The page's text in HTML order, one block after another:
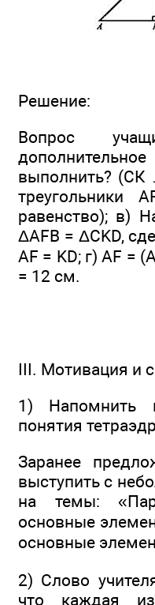
Решение:
Вопрос
выполнить? (СК
треугольники
равенство); в)
ΔAFB = ΔCKD,
AF = KD; г) AF =
= 12 см.
III. Мотивация и
1) Напомнить
понятия
Заранее
выступить с
на темы:
основные
основные
2) Слово
что каждая из